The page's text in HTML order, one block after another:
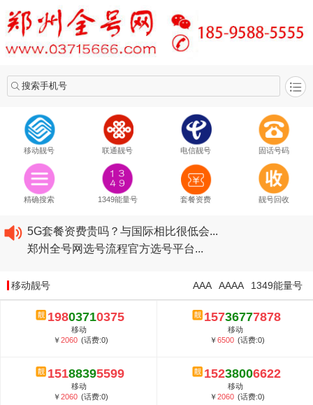
搜索手机号
移动靓号 联通靓号 电信靓号 固话号码
精确搜索 1349能量号 套餐资费 靓号回收
2020​移动最新套餐资费...
2020​联通最新套餐资费...
5G套餐资费贵吗？与国际相比很低会...
郑州全号网选号流程官方选号平台...
2020​联通最新套餐资费...
2020​电信最新套餐资费...
5G套餐资费贵吗？与国际相比很低会...
郑州全号网选号流程官方选号平台...
移动靓号 1349能量号
AAAA
AAA
19803710375
移动
￥2060 (话费:0)
15736777878
移动
￥6500 (话费:0)
15188395599
移动
￥2060 (话费:0)
15238006622
移动
￥2060 (话费:0)